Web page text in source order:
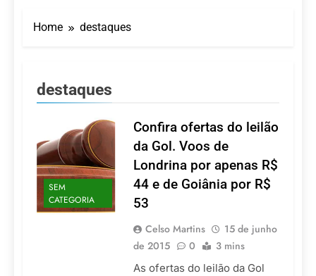
Balanger assume
comando do Wyndham
São Paulo Ibirapuera
5 De Agosto De 2026
LATAM anuncia 42
de operação do
Embraer 195-E2
5 De Agosto De 2026
Azul retoma voos
diretos entre Porto
em dezembro
Home destaques
destaques
SEM
CATEGORIA
Confira ofertas do leilão
da Gol. Voos de
Londrina por apenas R$
44 e de Goiânia por R$
53
Celso Martins
15 de junho
de 2015
0 3 mins
As ofertas do leilão da Gol